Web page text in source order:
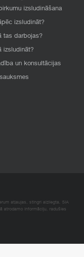
izsludināšana
izsludināt?
tas darbojas?
izsludināt?
un konsultācijas
atļaujas, stingri aizliegta. SIA
atrodamo informāciju, radušies